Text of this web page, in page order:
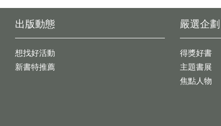
出版動態
想找好活動
新書特推薦
嚴選企劃
得獎好書
主題書展
焦點人物